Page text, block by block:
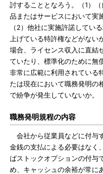
討することとなろう。（1）
品またはサービスにおいて実
（2）他社に実施許諾してい
上げている特許権などがな
場合、ライセンス収入に直結
ていたり、標準化のために無
非常に広範に利用されている
たは現在において職務発明の
で紛争が発生していないか。
職務発明規程の内容
会社から従業員などに付与
金銭の支払による必要はなく
ばストックオプションの付与
め、キャッシュの余裕が常に